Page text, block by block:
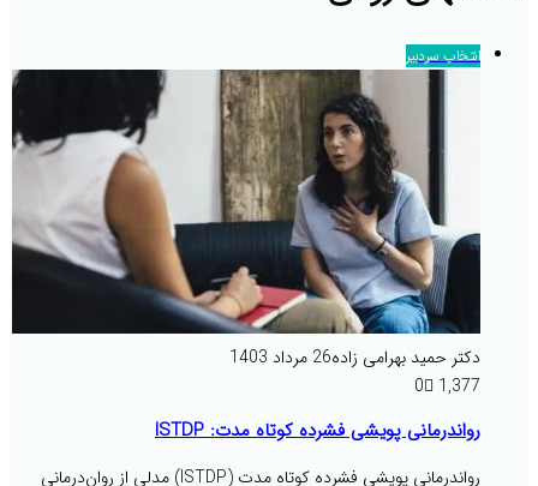
انتخاب سردبیر
دکتر حمید بهرامی زاده26 مرداد 1403
0
1,377
رواندرمانی پویشی فشرده کوتاه مدت: ISTDP
رواندرمانی پویشی فشرده کوتاه مدت (ISTDP) مدلی از روان‌درمانی